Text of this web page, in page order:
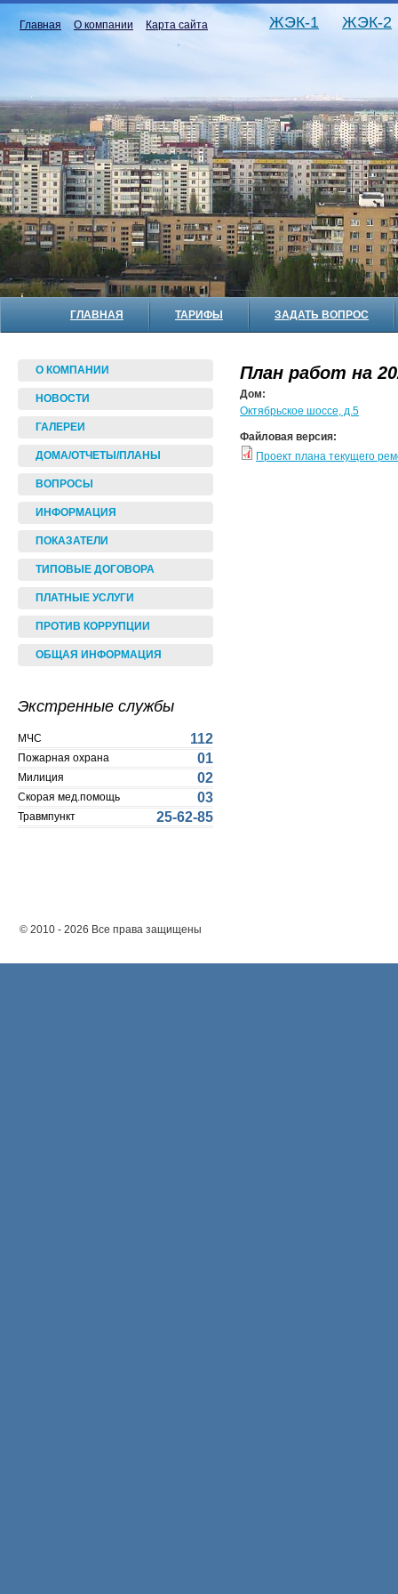
Главная О компании Карта сайта ЖЭК-1 ЖЭК-2
ГЛАВНАЯ ТАРИФЫ ЗАДАТЬ ВОПРОС
О КОМПАНИИ
НОВОСТИ
ГАЛЕРЕИ
ДОМА/ОТЧЕТЫ/ПЛАНЫ
ВОПРОСЫ
ИНФОРМАЦИЯ
ПОКАЗАТЕЛИ
ТИПОВЫЕ ДОГОВОРА
ПЛАТНЫЕ УСЛУГИ
ПРОТИВ КОРРУПЦИИ
ОБЩАЯ ИНФОРМАЦИЯ
Экстренные службы
МЧС 112
Пожарная охрана 01
Милиция 02
Скорая мед.помощь 03
Травмпункт 25-62-85
План работ на
Дом:
Октябрьское шоссе, д.5
Файловая версия:
Проект плана текущего
© 2010 - 2026 Все права защищены